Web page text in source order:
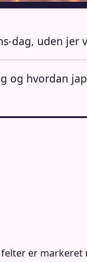
dag, uden jer
og hvordan
er markeret